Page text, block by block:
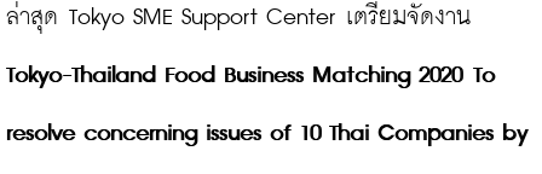
Tokyo-Thailand Food Business Matching 2020 To
resolve concerning issues of 10 Thai Companies by